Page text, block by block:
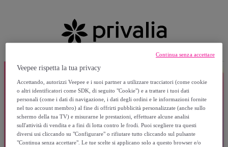
Veepee rispetta la tua privacy
Accettando, autorizzi Veepee e i suoi partner a utilizzare tracciatori (come cookie
o altri identificatori come SDK, di seguito "Cookie") e a trattare i tuoi dati
personali (come i dati di navigazione, i dati degli ordini e le informazioni fornite
nel tuo account membro) al fine di offrirti pubblicità personalizzate (anche sullo
schermo della tua TV) e misurarne le prestazioni, effettuare alcune analisi
sull'attività di vendita e a fini di lotta contro le frodi. Puoi scegliere tra questi
diversi usi cliccando su "Configurare" o rifiutare tutto cliccando sul pulsante
"Continua senza accettare". Le tue scelte si applicano solo a questo browser e/o
Continua senza accettare